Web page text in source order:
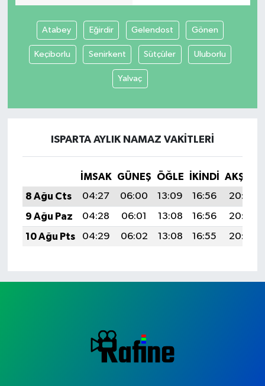
Atabey Eğirdir Gelendost Gönen
Keçiborlu Senirkent Sütçüler Uluborlu
Yalvaç
ISPARTA AYLIK NAMAZ VAKITLERI
İMSAK GÜNEŞ ÖĞLE İKINDI
AKŞAM
8 Ağu Cts
04:27 06:00 13:09 16:56
20:07
9 Ağu Paz
04:28 06:01 13:08 16:56
20:06
10 Ağu Pts
04:29 06:02 13:08 16:55 20:05